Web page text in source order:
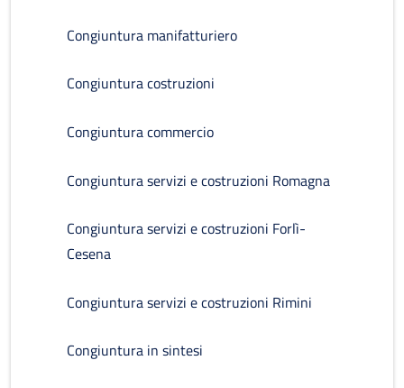
Congiuntura manifatturiero
Congiuntura costruzioni
Congiuntura commercio
Congiuntura servizi e costruzioni Romagna
Congiuntura servizi e costruzioni Forlì-
Cesena
Congiuntura servizi e costruzioni Rimini
Congiuntura in sintesi